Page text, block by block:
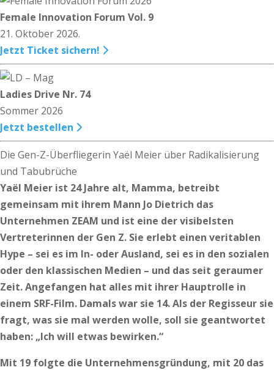
Female Innovation Forum Vol. 9
21. Oktober 2026.
Jetzt Ticket sichern!
Ladies Drive Nr. 74
Sommer 2026
Jetzt bestellen
Die Gen-Z-Überfliegerin Yaël Meier über Radikalisierung
und Tabubrüche
Yaël Meier ist 24 Jahre alt, Mamma, betreibt
gemeinsam mit ihrem Mann Jo Dietrich das
Unternehmen ZEAM und ist eine der visibelsten
Vertreterinnen der Gen Z. Sie erlebt einen veritablen
Hype – sei es im In- oder Ausland, sei es in den sozialen
oder den klassischen Medien – und das seit geraumer
Zeit. Angefangen hat alles mit ihrer Hauptrolle in
einem SRF-Film. Damals war sie 14. Als der Regisseur sie
fragt, was sie mal werden wolle, soll sie geantwortet
haben: „Ich will etwas bewirken.“
Mit 19 folgte die Unternehmensgründung, mit 20 das